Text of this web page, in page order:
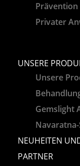
Privater
UNSERE
Unsere
Gemslight
NEUHEITEN
PARTNER